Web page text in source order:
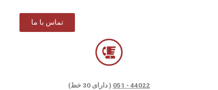
تماس با ما
44022 - 051 ( دارای 30 خط)